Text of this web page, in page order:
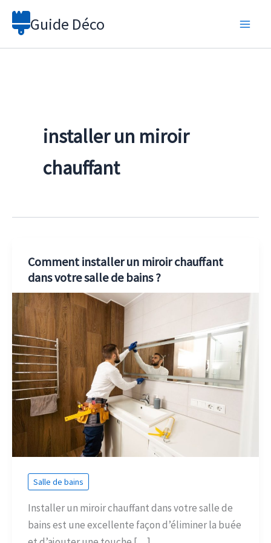
Aller
Guide Déco
installer un miroir
chauffant
Comment installer un miroir chauffant
dans votre salle de bains ?
Salle de bains
Installer un miroir chauffant dans votre salle de
bains est une excellente façon d’éliminer la buée